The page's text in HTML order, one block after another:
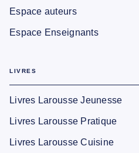
Espace auteurs
Espace Enseignants
LIVRES
Livres Larousse Jeunesse
Livres Larousse Pratique
Livres Larousse Cuisine